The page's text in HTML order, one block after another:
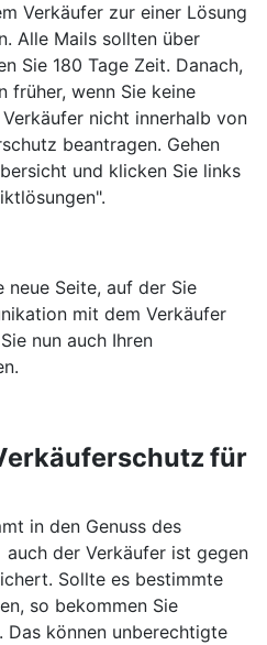
Verkäufer zur einer Lösung
Alle Mails sollten über
Sie 180 Tage Zeit. Danach,
früher, wenn Sie keine
nicht innerhalb von
beantragen. Gehen
und klicken Sie links
neue Seite, auf der Sie
mit dem Verkäufer
nun auch Ihren
für
in den Genuss des
der Verkäufer ist gegen
Sollte es bestimmte
so bekommen Sie
Das können unberechtigte